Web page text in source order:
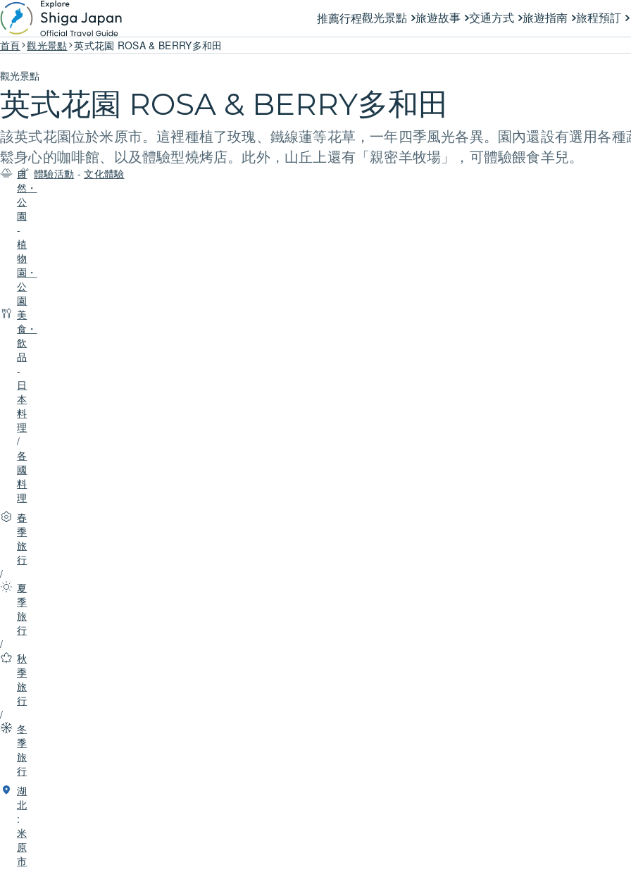
推薦行程觀光景點 旅遊故事 交通方式 旅遊指南 旅程預訂
首頁 觀光景點 英式花園 ROSA & BERRY多和田
觀光景點
英式花園 ROSA & BERRY多和田
該英式花園位於米原市。這裡種植了玫瑰、鐵線蓮等花草，一年四季風光各異。園內還設有選用各
鬆身心的咖啡館、以及體驗型燒烤店。此外，山丘上還有「親密羊牧場」，可體驗餵食羊兒。
自
然・
公
園
-
植
物
園・
公
園
體驗活動 -文化體驗
美
食・
飲
品
-
日
本
料
理
/
各
國
料
理
春
季
旅
行
/
夏
季
旅
行
/
秋
季
旅
行
/
冬
季
旅
行
湖
北
:
米
原
市